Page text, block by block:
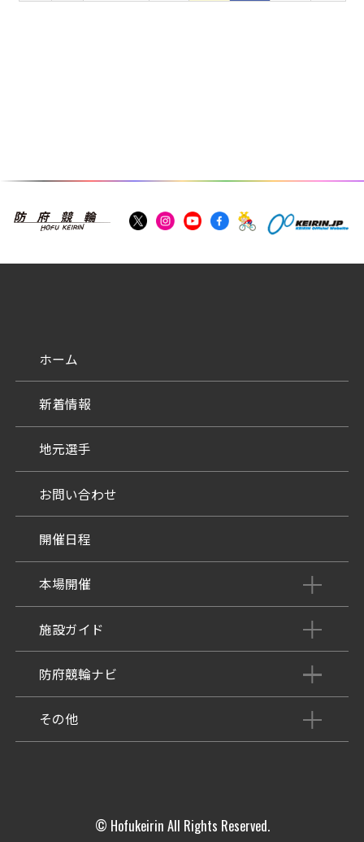
ホーム
新着情報
地元選手
お問い合わせ
開催日程
本場開催
開催展望記事
パンフレット
出場予定選手
出走表
イベント＆ファンサービス
施設ガイド
施設紹介
有料席
KEIRINパーク
アクセス
防府競輪ナビ
車券の購入方法
歴代優勝者を紹介
その他
Kからの挑戦状
© Hofukeirin All Rights Reserved.